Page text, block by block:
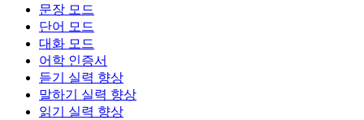
문장 모드
단어 모드
대화 모드
어학 인증서
듣기 실력 향상
말하기 실력 향상
읽기 실력 향상